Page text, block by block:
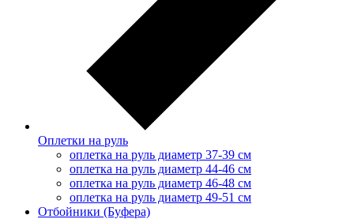
Оплетки на руль
оплетка на руль диаметр 37-39 см
оплетка на руль диаметр 44-46 см
оплетка на руль диаметр 46-48 см
оплетка на руль диаметр 49-51 см
Отбойники (Буфера)